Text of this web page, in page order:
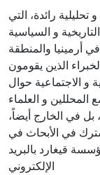
رائدة، التي
و السياسية
أرمينيا والمنطقة
الذين يقومون
و الاجتماعية حوال
المحللين و العلماء
بل في الخارج أيضاً،
في الأبحاث في
قيغارد بالبريد
الإلكتروني